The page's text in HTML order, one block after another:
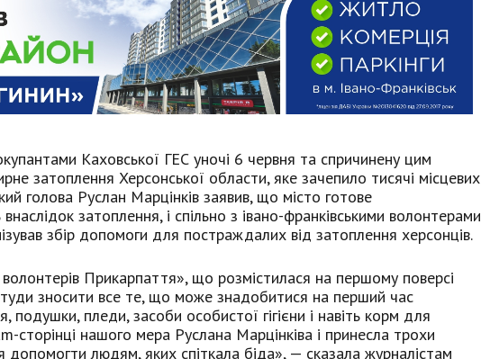
Каховської ГЕС уночі 6 червня та спричинену цим
затоплення Херсонської области, яке зачепило тисячі місцевих
голова Руслан Марцінків заявив, що місто готове
затоплення, і спільно з івано-франківськими волонтерами
збір допомоги для постраждалих від затоплення херсонців.
Прикарпаття», що розмістилася на першому поверсі
туди зносити все те, що може знадобитися на перший час
пледи, засоби особистої гігієни і навіть корм для
нашого мера Руслана Марцінківа і принесла трохи
людям, яких спіткала біда», — сказала журналістам